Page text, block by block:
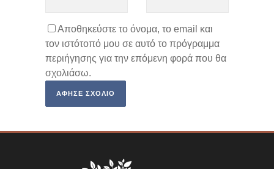
Αποθηκεύστε το όνομα, το email και
τον ιστότοπό μου σε αυτό το πρόγραμμα
περιήγησης για την επόμενη φορά που θα
σχολιάσω.